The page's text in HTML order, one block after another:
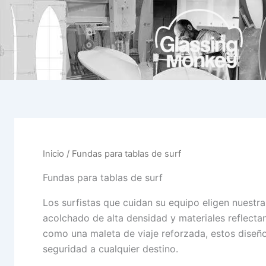
contenido
Inicio / Fundas para tablas de surf
Fundas para tablas de surf
Los surfistas que cuidan su equipo eligen
acolchado de alta densidad y materiales
como una maleta de viaje reforzada, estos
seguridad a cualquier destino.